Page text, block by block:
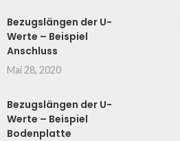
Bezugslängen der U-
Werte – Beispiel
Anschluss
Mai 28, 2020
Bezugslängen der U-
Werte – Beispiel
Bodenplatte